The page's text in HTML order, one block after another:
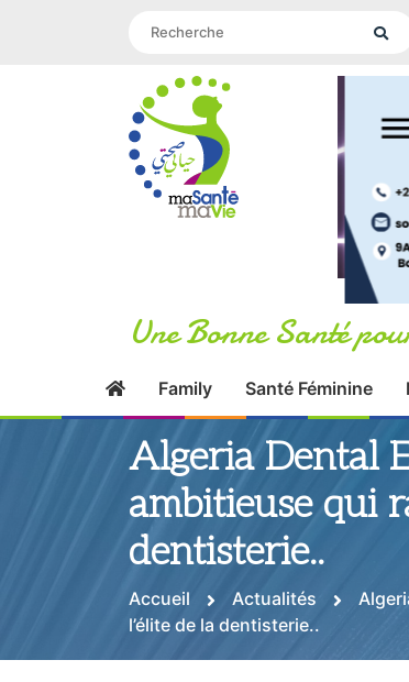
Une Bonne Santé
Family Santé Féminine
Algeria Dental
ambitieuse qui
dentisterie..
Accueil Actualités
l’élite de la dentisterie..